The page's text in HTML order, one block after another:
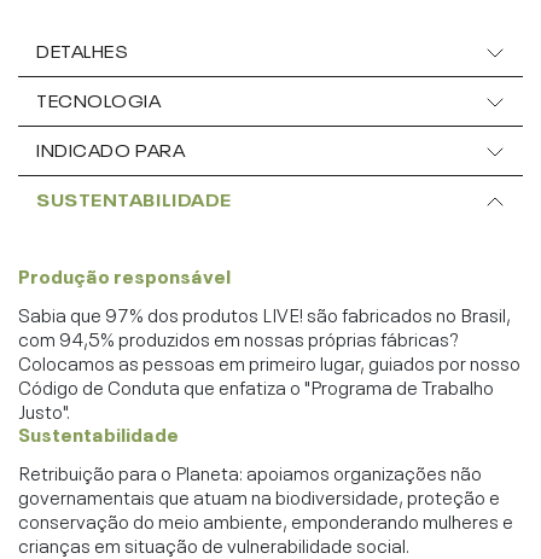
DETALHES
TECNOLOGIA
INDICADO PARA
SUSTENTABILIDADE
Produção responsável
Sabia que 97% dos produtos LIVE! são fabricados no Brasil,
com 94,5% produzidos em nossas próprias fábricas?
Colocamos as pessoas em primeiro lugar, guiados por nosso
Código de Conduta que enfatiza o "Programa de Trabalho
Justo".
Sustentabilidade
Retribuição para o Planeta: apoiamos organizações não
governamentais que atuam na biodiversidade, proteção e
conservação do meio ambiente, emponderando mulheres e
crianças em situação de vulnerabilidade social.